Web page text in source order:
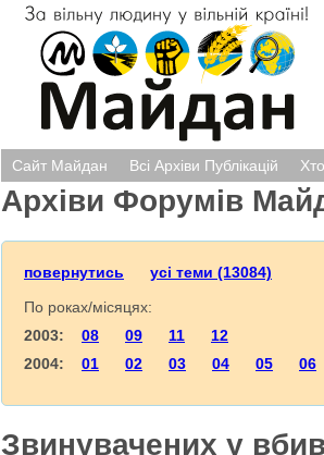
Сайт Майдан Всі Архіви Публікацій
Архіви Форумів
повернутись
усі теми (13084)
По роках/місяцях:
2003: 08 09 11
12
2004: 01 02 03 04 05 06
Звинувачених у